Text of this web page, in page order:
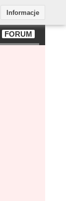
FORUM
Informacje